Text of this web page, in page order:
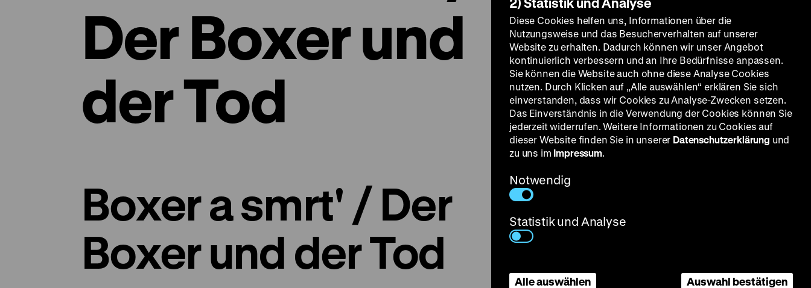
Der Boxer und
der Tod
Boxer a smrt' / Der
Boxer und der Tod
Diese Cookies helfen uns, Informationen über die
Nutzungsweise und das Besucherverhalten auf unserer
Website zu erhalten. Dadurch können wir unser Angebot
kontinuierlich verbessern und an Ihre Bedürfnisse anpassen.
Sie können die Website auch ohne diese Analyse Cookies
nutzen. Durch Klicken auf „Alle auswählen“ erklären Sie sich
einverstanden, dass wir Cookies zu Analyse-Zwecken setzen.
Das Einverständnis in die Verwendung der Cookies können Sie
jederzeit widerrufen. Weitere Informationen zu Cookies auf
dieser Website finden Sie in unserer Datenschutzerklärung und
zu uns im Impressum.
Notwendig
Statistik und Analyse
Alle auswählen Auswahl bestätigen